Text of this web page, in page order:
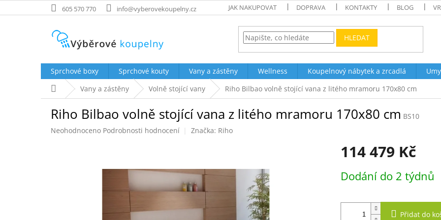
na
605 570 770 info@vyberovekoupelny.cz JAK NAKUPOVAT DOPRAVA KONTAKTY BLOG
HLEDAT
Sprchové boxy Sprchové kouty Vany a zástěny Wellness Koupelnový nábytek a zrcadlá
Domů Vany a zástěny Volně stojící vany Riho Bilbao volně stojící vana z litého mramoru 170x80 cm
Riho Bilbao volně stojící vana z litého mramoru 170x80 cm BS10
Průměrné
Neohodnoceno Podrobnosti hodnocení Značka: Riho
114 479 Kč
cena:
Dodání do 2 týdnů
Přidat do